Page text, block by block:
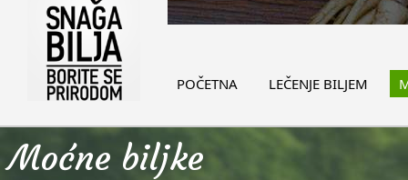
POČETNA LEČENJE BILJEM
Moćne biljke